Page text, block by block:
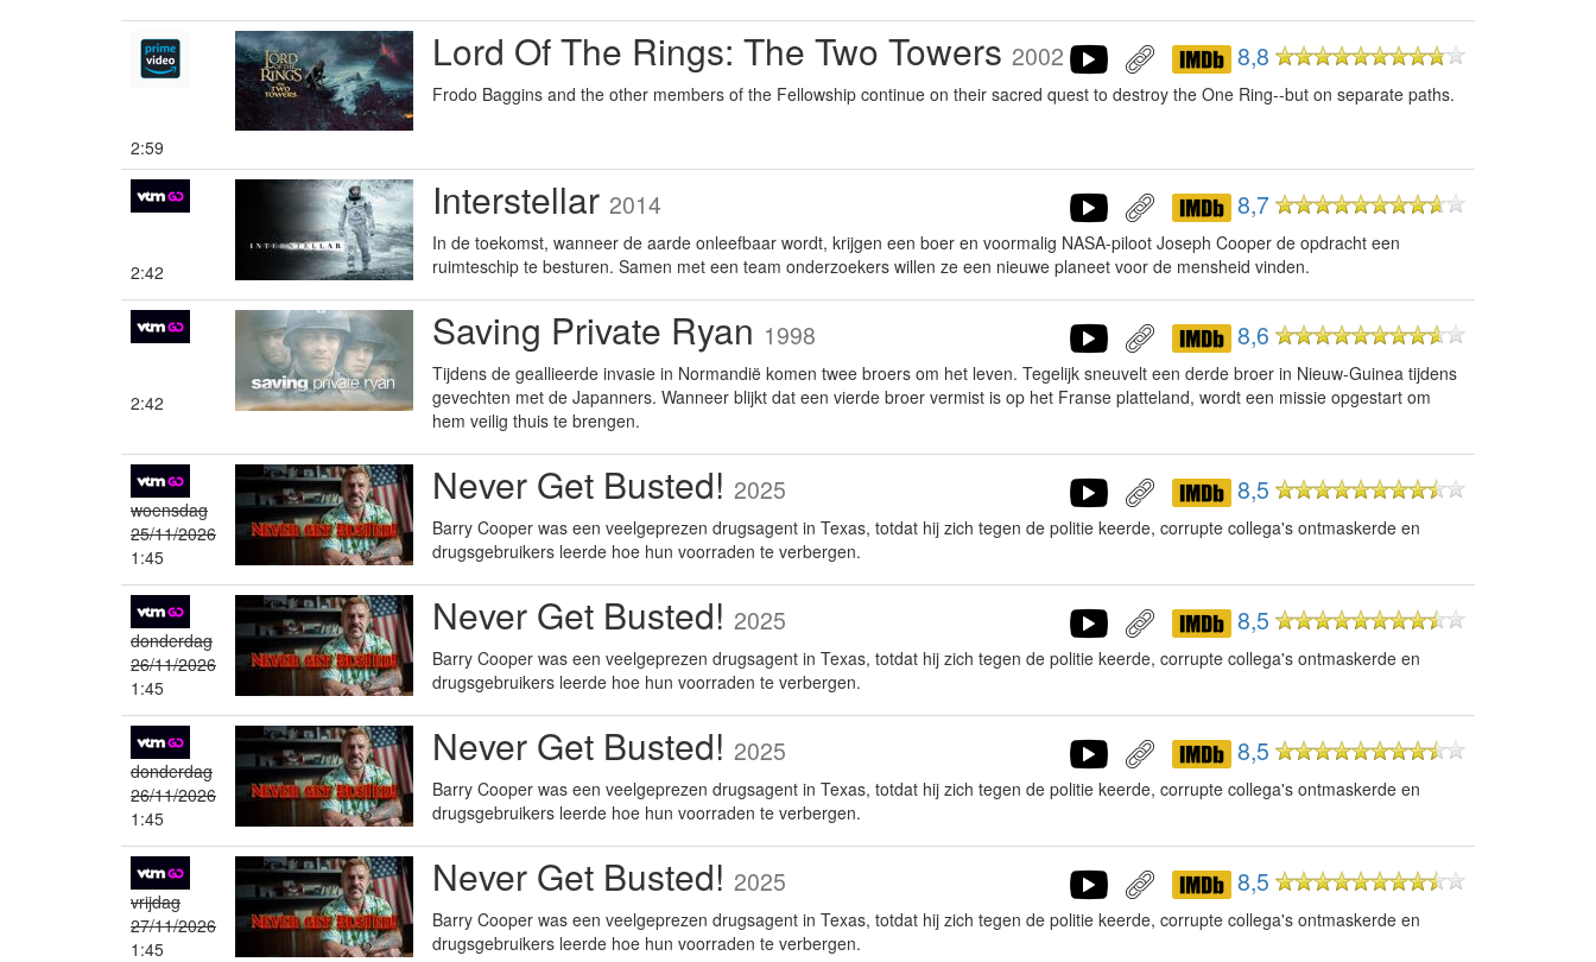
2:59
Lord Of The Rings: The Two Towers 2002 8,8
Frodo Baggins and the other members of the Fellowship continue on their sacred quest to destroy the One Ring--but on separate paths.
2:42
Interstellar 2014 8,7
In de toekomst, wanneer de aarde onleefbaar wordt, krijgen een boer en voormalig NASA-piloot Joseph Cooper de opdracht een
ruimteschip te besturen. Samen met een team onderzoekers willen ze een nieuwe planeet voor de mensheid vinden.
2:42
Saving Private Ryan 1998 8,6
Tijdens de geallieerde invasie in Normandië komen twee broers om het leven. Tegelijk sneuvelt een derde broer in Nieuw-Guinea tijdens
gevechten met de Japanners. Wanneer blijkt dat een vierde broer vermist is op het Franse platteland, wordt een missie opgestart om
hem veilig thuis te brengen.
woensdag
25/11/2026
1:45
Never Get Busted! 2025 8,5
Barry Cooper was een veelgeprezen drugsagent in Texas, totdat hij zich tegen de politie keerde, corrupte collega's ontmaskerde en
drugsgebruikers leerde hoe hun voorraden te verbergen.
donderdag
26/11/2026
1:45
Never Get Busted! 2025 8,5
Barry Cooper was een veelgeprezen drugsagent in Texas, totdat hij zich tegen de politie keerde, corrupte collega's ontmaskerde en
drugsgebruikers leerde hoe hun voorraden te verbergen.
donderdag
26/11/2026
1:45
Never Get Busted! 2025 8,5
Barry Cooper was een veelgeprezen drugsagent in Texas, totdat hij zich tegen de politie keerde, corrupte collega's ontmaskerde en
drugsgebruikers leerde hoe hun voorraden te verbergen.
vrijdag
27/11/2026
1:45
Never Get Busted! 2025 8,5
Barry Cooper was een veelgeprezen drugsagent in Texas, totdat hij zich tegen de politie keerde, corrupte collega's ontmaskerde en
drugsgebruikers leerde hoe hun voorraden te verbergen.